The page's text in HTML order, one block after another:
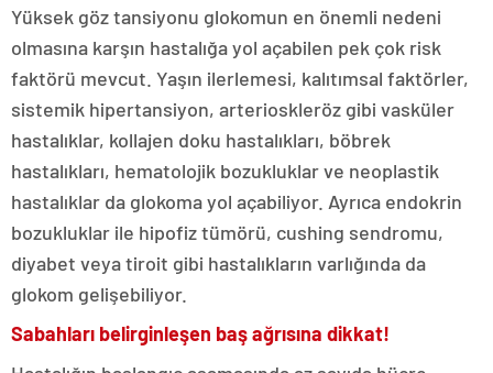
Yüksek göz tansiyonu glokomun en önemli nedeni
olmasına karşın hastalığa yol açabilen pek çok risk
faktörü mevcut. Yaşın ilerlemesi, kalıtımsal faktörler,
sistemik hipertansiyon, arterioskleröz gibi vasküler
hastalıklar, kollajen doku hastalıkları, böbrek
hastalıkları, hematolojik bozukluklar ve neoplastik
hastalıklar da glokoma yol açabiliyor. Ayrıca endokrin
bozukluklar ile hipofiz tümörü, cushing sendromu,
diyabet veya tiroit gibi hastalıkların varlığında da
glokom gelişebiliyor.
Sabahları belirginleşen baş ağrısına dikkat!